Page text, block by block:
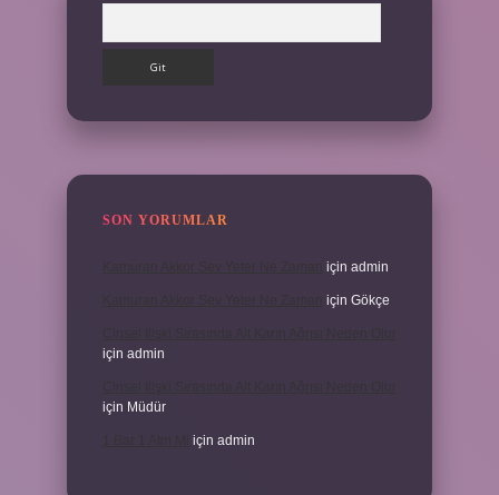
SON YORUMLAR
için admin
için Gökçe
için admin
için Müdür
için admin